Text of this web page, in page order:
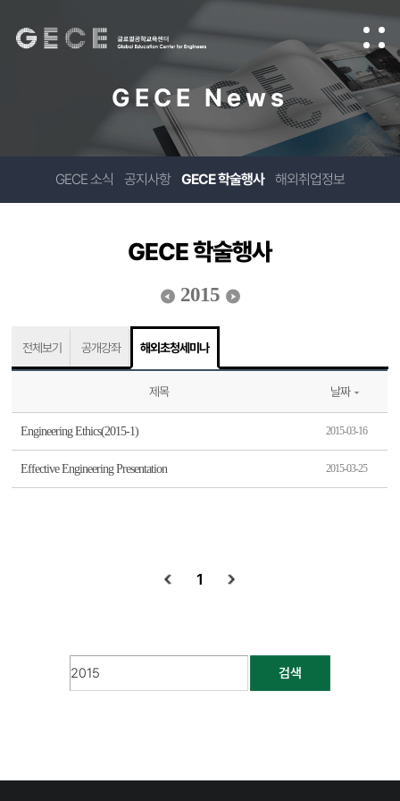
GECE News
GECE 소식 공지사항 GECE 학술행사 해외취업정보
GECE 학술행사
2015
전체보기 공개강좌 해외초청세미나
제목 날짜
Engineering Ethics(2015-1) 2015-03-16
Effective Engineering Presentation 2015-03-25
1
검색